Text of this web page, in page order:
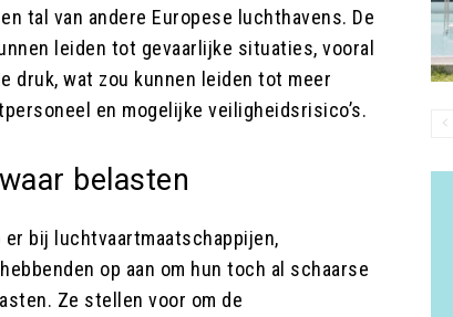
tal van andere Europese luchthavens. De
leiden tot gevaarlijke situaties, vooral
druk, wat zou kunnen leiden tot meer
en mogelijke veiligheidsrisico’s.
belasten
bij luchtvaartmaatschappijen,
op aan om hun toch al schaarse
Ze stellen voor om de